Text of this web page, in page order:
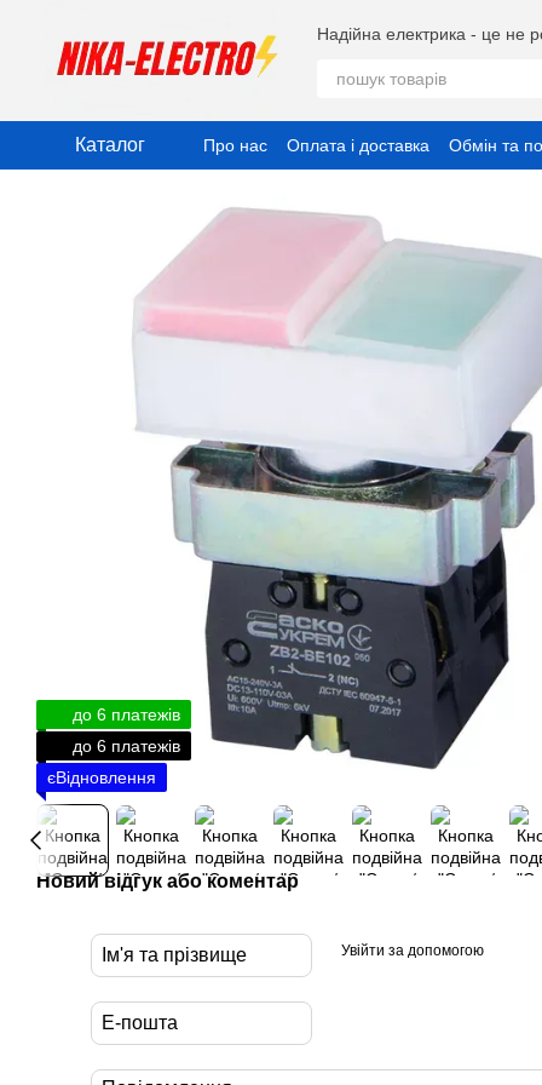
Надійна електрика - це не
Каталог Про нас Оплата і доставка
Обмін та
Публічний договір (Оферта)
Угода
до 6 платежів
до 6 платежів
єВідновлення
Новий відгук або коментар
Увійти за допомогою